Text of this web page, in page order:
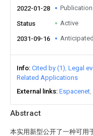
Abstract
本实用新型公开了一种可用
2022-01-28
Status Active
2031-09-16
Info Cited by (1) Legal
Related Applications
External links Espacenet